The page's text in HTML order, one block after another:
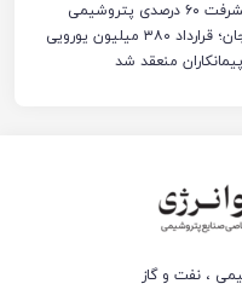
پیشرفت ۶۰ درصدی پتروشیمی
زنجان؛ قرارداد ۳۸۰ میلیون یورویی
منعقد شد
، نفت و گاز